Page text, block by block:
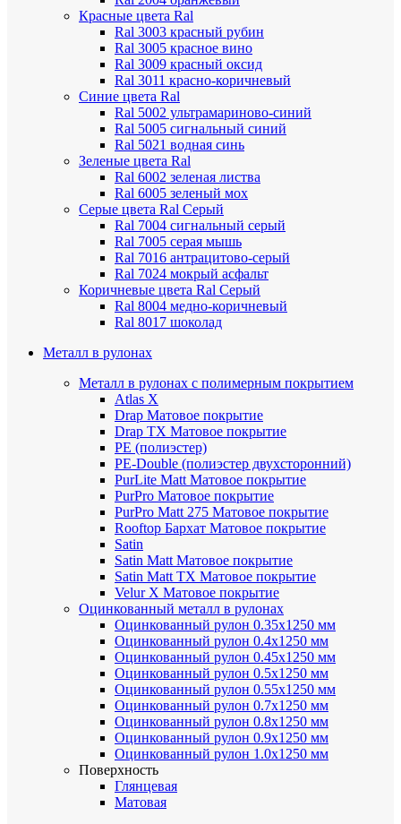
Красные цвета Ral
Ral 3003 красный рубин
Ral 3005 красное вино
Ral 3009 красный оксид
Ral 3011 красно-коричневый
Синие цвета Ral
Ral 5002 ультрамариново-синий
Ral 5005 сигнальный синий
Ral 5021 водная синь
Зеленые цвета Ral
Ral 6002 зеленая листва
Ral 6005 зеленый мох
Серые цвета Ral Серый
Ral 7004 сигнальный серый
Ral 7005 серая мышь
Ral 7016 антрацитово-серый
Ral 7024 мокрый асфальт
Коричневые цвета Ral Серый
Ral 8004 медно-коричневый
Ral 8017 шоколад
Металл в рулонах
Металл в рулонах с полимерным покрытием
Atlas X
Drap Матовое покрытие
Drap TX Матовое покрытие
PE (полиэстер)
PE-Double (полиэстер двухсторонний)
PurLite Мatt Матовое покрытие
PurPro Матовое покрытие
PurPro Matt 275 Матовое покрытие
Rooftop Бархат Матовое покрытие
Satin
Satin Мatt Матовое покрытие
Satin Matt TX Матовое покрытие
Velur X Матовое покрытие
Оцинкованный металл в рулонах
Оцинкованный рулон 0.35х1250 мм
Оцинкованный рулон 0.4х1250 мм
Оцинкованный рулон 0.45х1250 мм
Оцинкованный рулон 0.5х1250 мм
Оцинкованный рулон 0.55х1250 мм
Оцинкованный рулон 0.7х1250 мм
Оцинкованный рулон 0.8х1250 мм
Оцинкованный рулон 0.9х1250 мм
Оцинкованный рулон 1.0х1250 мм
Поверхность
Глянцевая
Матовая